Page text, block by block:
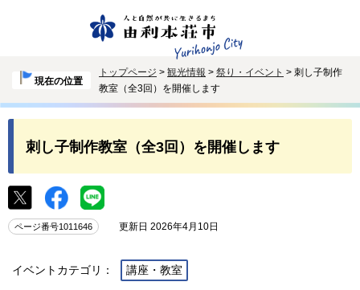
現在の位置
トップページ > 観光情報 > 祭り・イベント > 刺し子制作
教室（全3回）を開催します
刺し子制作教室（全3回）を開催します
ページ番号1011646 更新日 2026年4月10日
イベントカテゴリ： 講座・教室